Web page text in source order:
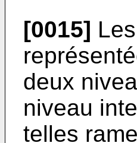
[0015]
deux
niveau
telles